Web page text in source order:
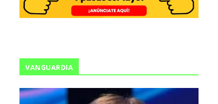
VANGUARDIA